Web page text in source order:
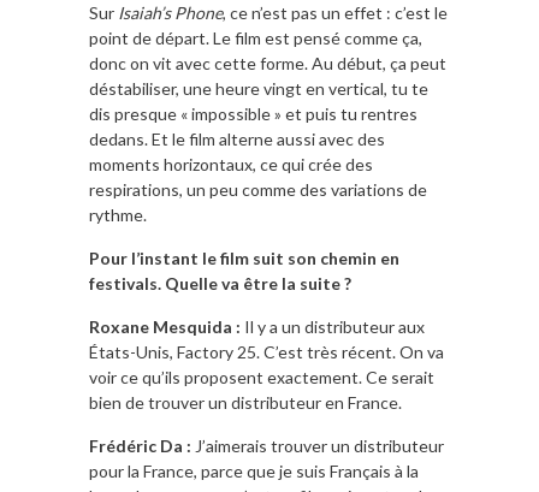
Sur Isaiah’s Phone, ce n’est pas un effet : c’est le
point de départ. Le film est pensé comme ça,
donc on vit avec cette forme. Au début, ça peut
déstabiliser, une heure vingt en vertical, tu te
dis presque « impossible » et puis tu rentres
dedans. Et le film alterne aussi avec des
moments horizontaux, ce qui crée des
respirations, un peu comme des variations de
rythme.
Pour l’instant le film suit son chemin en
festivals. Quelle va être la suite ?
Roxane Mesquida : Il y a un distributeur aux
États-Unis, Factory 25. C’est très récent. On va
voir ce qu’ils proposent exactement. Ce serait
bien de trouver un distributeur en France.
Frédéric Da : J’aimerais trouver un distributeur
pour la France, parce que je suis Français à la